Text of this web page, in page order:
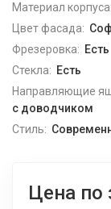
Материал корпуса:
Цвет фасада:
Фрезеровка: Есть
Стекла: Есть
Направляющие
с доводчиком
Стиль:
Цена по